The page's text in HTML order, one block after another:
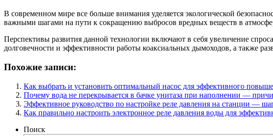
В современном мире все больше внимания уделяется экологической
важными шагами на пути к сокращению выбросов вредных веществ в
Перспективы развития данной технологии включают в себя увеличение
долговечности и эффективности работы коаксиальных дымоходов, а также
Похожие записи:
Как выбрать и установить оптимальный насос для эффективного
Почему вода не перекрывается в бачке унитаза при наполнении —
Эффективное руководство по настройке реле давления на станции —
Как правильно настроить электронное реле давления воды для
Поиск